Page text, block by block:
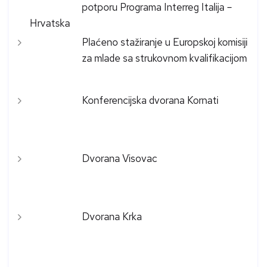
potporu Programa Interreg Italija –
Hrvatska
Plaćeno stažiranje u Europskoj komisiji
za mlade sa strukovnom kvalifikacijom
Konferencijska dvorana Kornati
Dvorana Visovac
Dvorana Krka